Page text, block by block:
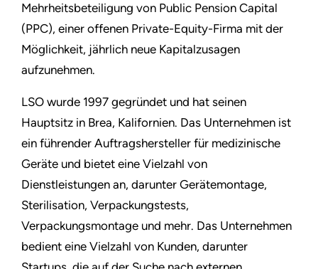
Mehrheitsbeteiligung von Public Pension Capital
(PPC), einer offenen Private-Equity-Firma mit der
Möglichkeit, jährlich neue Kapitalzusagen
aufzunehmen.
LSO wurde 1997 gegründet und hat seinen
Hauptsitz in Brea, Kalifornien. Das Unternehmen ist
ein führender Auftragshersteller für medizinische
Geräte und bietet eine Vielzahl von
Dienstleistungen an, darunter Gerätemontage,
Sterilisation, Verpackungstests,
Verpackungsmontage und mehr. Das Unternehmen
bedient eine Vielzahl von Kunden, darunter